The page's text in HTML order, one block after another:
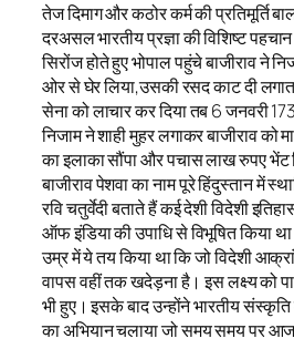
तेज दिमाग और कठोर कर्म की प्रतिमूर्ति
दरअसल भारतीय प्रज्ञा की विशिष्ट
सिरोंज होते हुए भोपाल पहुंचे बाजीराव ने
ओर से घेर लिया,उसकी रसद काट दी
सेना को लाचार कर दिया तब 6 जनवरी
निजाम ने शाही मुहर लगाकर बाजीराव को
का इलाका सौंपा और पचास लाख रुपए भेंट
बाजीराव पेशवा का नाम पूरे हिंदुस्तान में
रवि चतुर्वेदी बताते हैं कई देशी विदेशी
ऑफ इंडिया की उपाधि से विभूषित किया
उम्र में ये तय किया था कि जो विदेशी
वापस वहीं तक खदेड़ना है। इस लक्ष्य को
भी हुए। इसके बाद उन्होंने भारतीय
का अभियान चलाया जो समय समय पर आज